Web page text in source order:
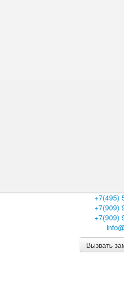
+7(495)
+7(909)
+7(909)
Вызвать